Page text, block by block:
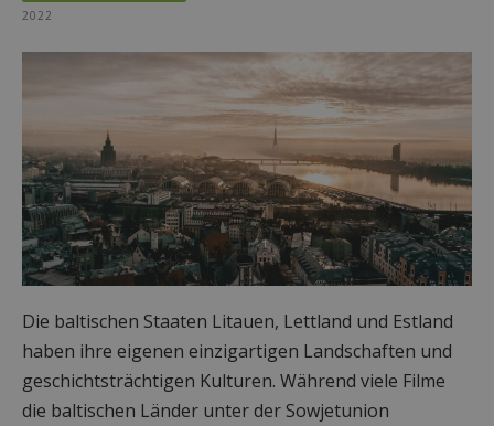
2022
Die baltischen Staaten Litauen, Lettland und Estland
haben ihre eigenen einzigartigen Landschaften und
geschichtsträchtigen Kulturen. Während viele Filme
die baltischen Länder unter der Sowjetunion